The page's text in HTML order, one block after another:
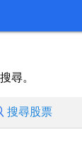
尋。
搜尋股票